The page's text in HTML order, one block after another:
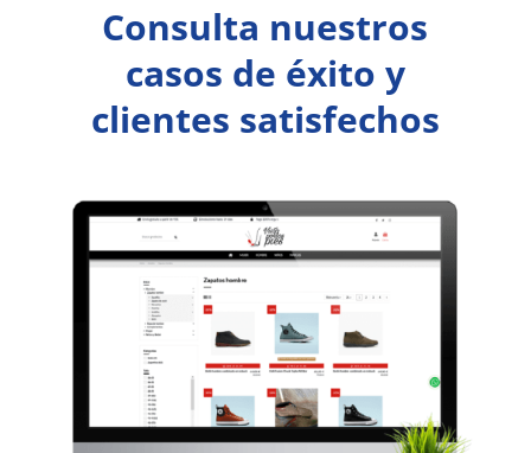
Consulta nuestros
casos de éxito y
clientes satisfechos